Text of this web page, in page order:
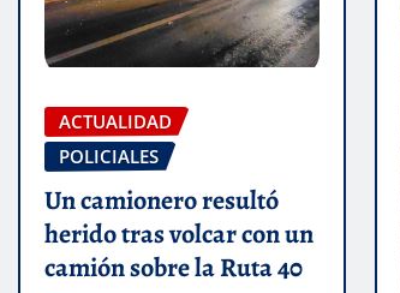
ACTUALIDAD
POLICIALES
Un camionero resultó
herido tras volcar con un
camión sobre la Ruta 40